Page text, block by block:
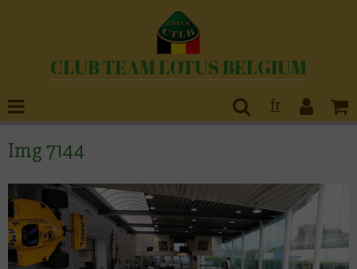
CLUB TEAM LOTUS BELGIUM
fr
Img 7144